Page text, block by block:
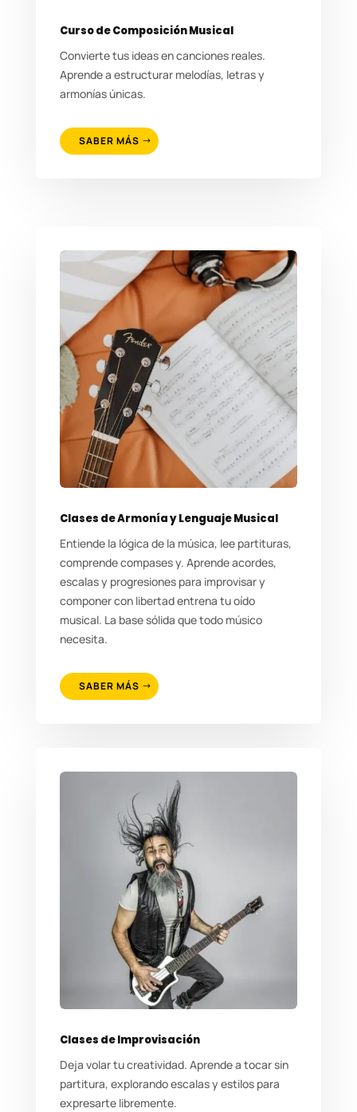
Curso de Composición Musical
Convierte tus ideas en canciones reales.
Aprende a estructurar melodías, letras y
armonías únicas.
SABER MÁS
Clases de Armonía y Lenguaje Musical
Entiende la lógica de la música, lee partituras,
comprende compases y. Aprende acordes,
escalas y progresiones para improvisar y
componer con libertad entrena tu oído
musical. La base sólida que todo músico
necesita.
SABER MÁS
Clases de Improvisación
Deja volar tu creatividad. Aprende a tocar sin
partitura, explorando escalas y estilos para
expresarte libremente.